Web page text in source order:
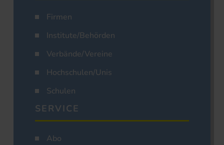
Firmen
Institute/Behörden
Verbände/Vereine
Hochschulen/Unis
Schulen
SERVICE
Abo